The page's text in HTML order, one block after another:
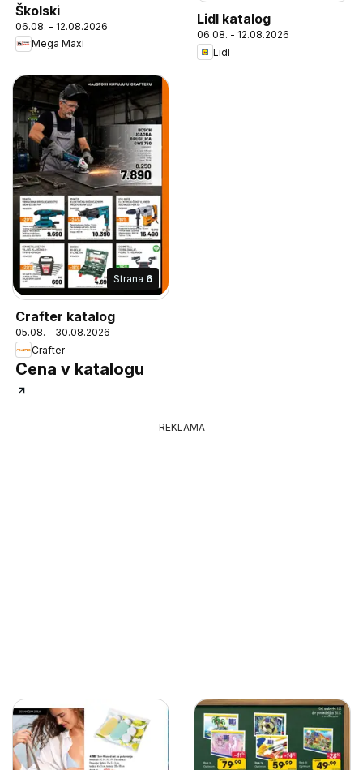
Školski
06.08. - 12.08.2026
Mega Maxi
Lidl katalog
06.08. - 12.08.2026
Lidl
Strana 6
Crafter katalog
05.08. - 30.08.2026
Crafter
Cena v katalogu
REKLAMA